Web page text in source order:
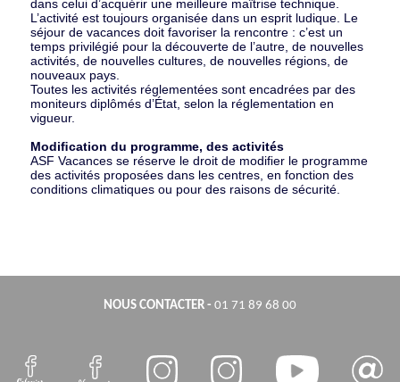
dans celui d’acquérir une meilleure maîtrise technique.
L’activité est toujours organisée dans un esprit ludique. Le
séjour de vacances doit favoriser la rencontre : c’est un
temps privilégié pour la découverte de l’autre, de nouvelles
activités, de nouvelles cultures, de nouvelles régions, de
nouveaux pays.
Toutes les activités réglementées sont encadrées par des
moniteurs diplômés d’État, selon la réglementation en
vigueur.
Modiﬁcation du programme, des activités
ASF Vacances se réserve le droit de modiﬁer le programme
des activités proposées dans les centres, en fonction des
conditions climatiques ou pour des raisons de sécurité.
NOUS CONTACTER - 01 71 89 68 00